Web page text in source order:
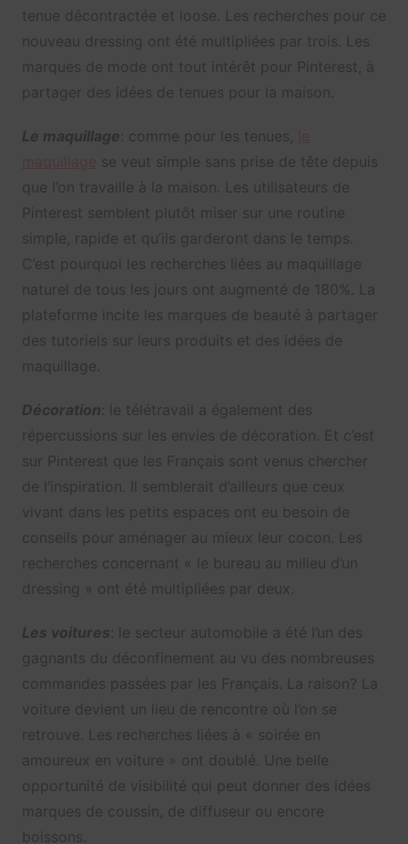
tenue décontractée et loose. Les recherches pour ce
nouveau dressing ont été multipliées par trois. Les
marques de mode ont tout intérêt pour Pinterest, à
partager des idées de tenues pour la maison.
Le maquillage: comme pour les tenues,
se veut simple sans prise de tête depuis
que l’on travaille à la maison. Les utilisateurs de
Pinterest semblent plutôt miser sur une routine
simple, rapide et qu’ils garderont dans le temps.
C’est pourquoi les recherches liées au maquillage
naturel de tous les jours ont augmenté de 180%. La
plateforme incite les marques de beauté à partager
des tutoriels sur leurs produits et des idées de
maquillage.
Décoration: le télétravail a également des
répercussions sur les envies de décoration. Et c’est
sur Pinterest que les Français sont venus chercher
de l’inspiration. Il semblerait d’ailleurs que ceux
vivant dans les petits espaces ont eu besoin de
conseils pour aménager au mieux leur cocon. Les
recherches concernant « le bureau au milieu d’un
dressing » ont été multipliées par deux.
Les voitures: le secteur automobile a été l’un des
gagnants du déconfinement au vu des nombreuses
commandes passées par les Français. La raison? La
voiture devient un lieu de rencontre où l’on se
retrouve. Les recherches liées à « soirée en
amoureux en voiture » ont doublé. Une belle
opportunité de visibilité qui peut donner des idées
marques de coussin, de diffuseur ou encore
boissons.